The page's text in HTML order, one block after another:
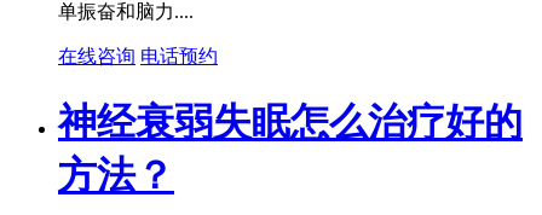
单振奋和脑力....
在线咨询 电话预约
神经衰弱失眠怎么治疗好的
方法？